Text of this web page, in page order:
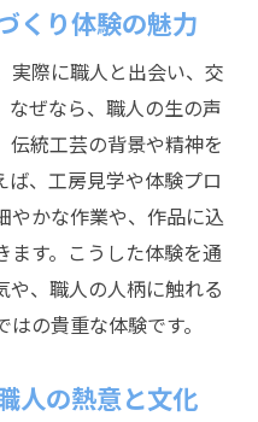
市体験施設の魅力
人の技を体感
づくり体験の方法
職人の楽しさ
る職人の現場紹介
れる体験施設案内
職人に触れる旅
岡工芸体験の旅
と交流する方法
工芸体験の魅力
くり体験の魅力
実際に職人と出会い、交
なぜなら、職人の生の声
伝統工芸の背景や精神を
ば、工房見学や体験プロ
やかな作業や、作品に込
ます。こうした体験を通
や、職人の人柄に触れる
の貴重な体験です。
人の熱意と文化